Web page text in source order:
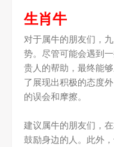
生肖牛
对于属牛的朋友们，
势。尽管可能会遇到
贵人的帮助，最终能
了展现出积极的态度
的误会和摩擦。
建议属牛的朋友们，
鼓励身边的人。此外